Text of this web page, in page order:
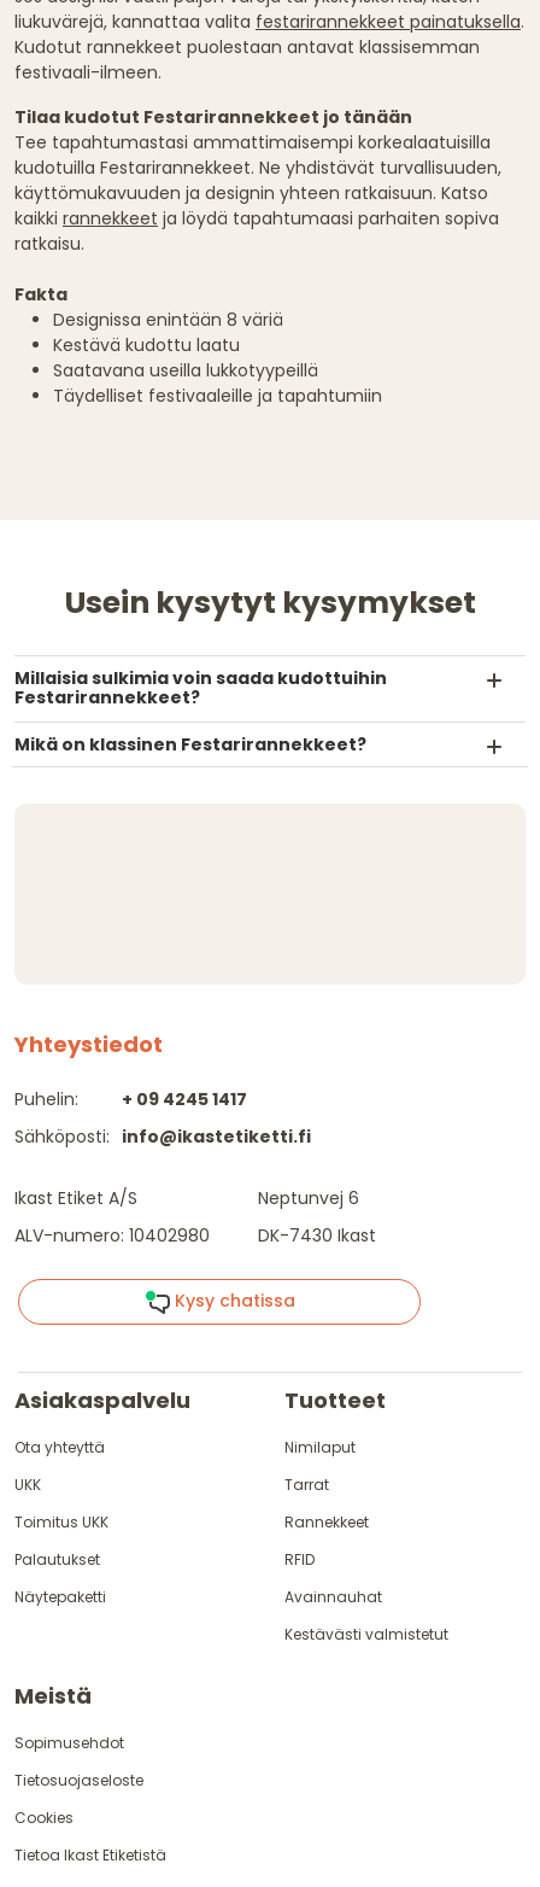
liukuvärejä, kannattaa valita festarirannekkeet painatuksella.
Kudotut rannekkeet puolestaan antavat klassisemman
festivaali-ilmeen.
Tilaa kudotut Festarirannekkeet jo tänään
Tee tapahtumastasi ammattimaisempi korkealaatuisilla
kudotuilla Festarirannekkeet. Ne yhdistävät turvallisuuden,
käyttömukavuuden ja designin yhteen ratkaisuun. Katso
kaikki rannekkeet ja löydä tapahtumaasi parhaiten sopiva
ratkaisu.
Fakta
Designissa enintään 8 väriä
Kestävä kudottu laatu
Saatavana useilla lukkotyypeillä
Täydelliset festivaaleille ja tapahtumiin
Usein kysytyt kysymykset
Millaisia sulkimia voin saada kudottuihin
Festarirannekkeet?
Mikä on klassinen Festarirannekkeet?
Yhteystiedot
Puhelin:
Sähköposti:
+ 09 4245 1417
info@ikastetiketti.fi
Ikast Etiket A/S
ALV-numero: 10402980
Neptunvej 6
DK-7430 Ikast
Kysy chatissa
Asiakaspalvelu
Ota yhteyttä
UKK
Toimitus UKK
Palautukset
Näytepaketti
Tuotteet
Nimilaput
Tarrat
Rannekkeet
RFID
Avainnauhat
Kestävästi valmistetut
Meistä
Sopimusehdot
Tietosuojaseloste
Cookies
Tietoa Ikast Etiketistä